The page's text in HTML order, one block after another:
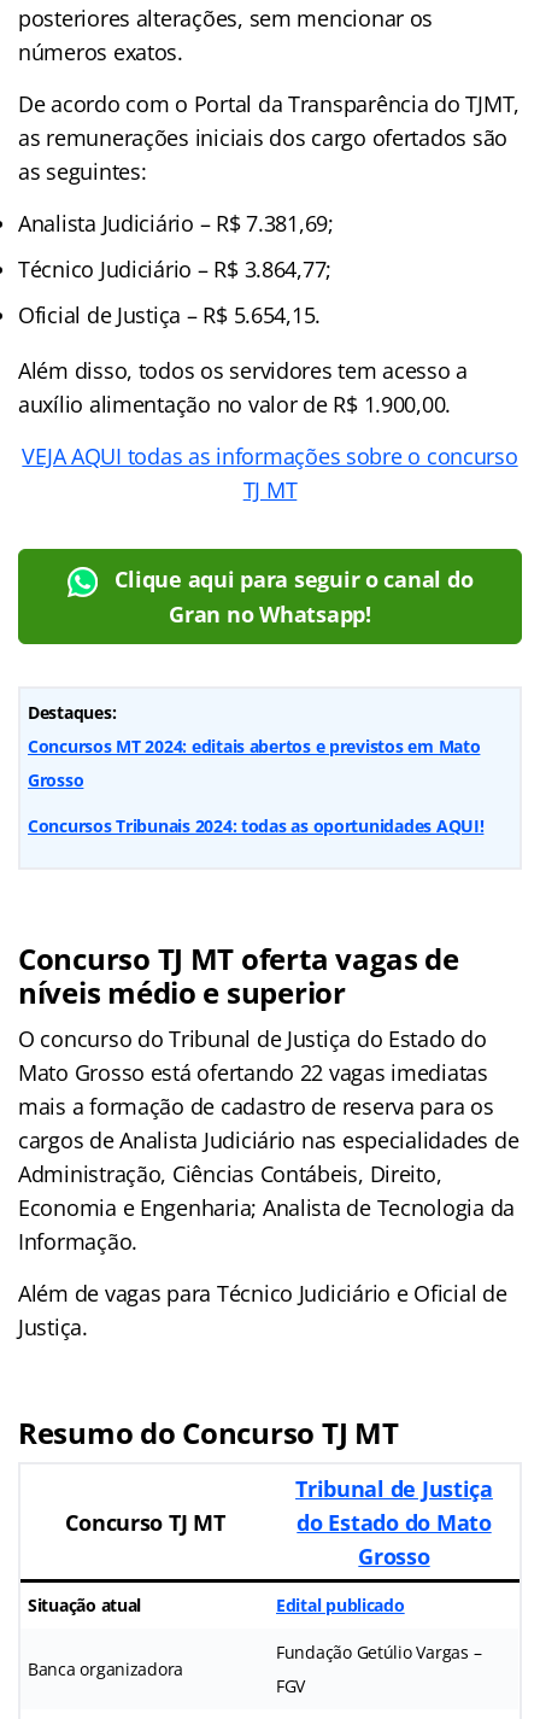
posteriores alterações, sem mencionar os
números exatos.
De acordo com o Portal da Transparência do TJMT,
as remunerações iniciais dos cargo ofertados são
as seguintes:
Analista Judiciário – R$ 7.381,69;
Técnico Judiciário – R$ 3.864,77;
Oficial de Justiça – R$ 5.654,15.
Além disso, todos os servidores tem acesso a
auxílio alimentação no valor de R$ 1.900,00.
VEJA AQUI todas as informações sobre o concurso
TJ MT
Clique aqui para seguir o canal do
Gran no Whatsapp!
Destaques:
Concursos MT 2024: editais abertos e previstos em Mato
Grosso
Concursos Tribunais 2024: todas as oportunidades AQUI!
Concurso TJ MT oferta vagas de
níveis médio e superior
O concurso do Tribunal de Justiça do Estado do
Mato Grosso está ofertando 22 vagas imediatas
mais a formação de cadastro de reserva para os
cargos de Analista Judiciário nas especialidades de
Administração, Ciências Contábeis, Direito,
Economia e Engenharia; Analista de Tecnologia da
Informação.
Além de vagas para Técnico Judiciário e Oficial de
Justiça.
Resumo do Concurso TJ MT
Concurso TJ MT
Tribunal de Justiça
do Estado do Mato
Grosso
Situação atual Edital publicado
Banca organizadora
Fundação Getúlio Vargas –
FGV